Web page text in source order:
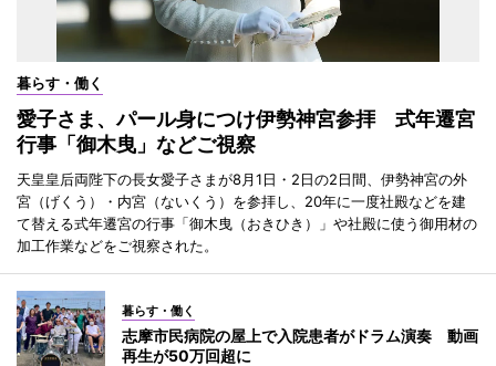
暮らす・働く
愛子さま、パール身につけ伊勢神宮参拝 式年遷宮
行事「御木曳」などご視察
天皇皇后両陛下の長女愛子さまが8月1日・2日の2日間、伊勢神宮の外
宮（げくう）・内宮（ないくう）を参拝し、20年に一度社殿などを建
て替える式年遷宮の行事「御木曳（おきひき）」や社殿に使う御用材の
加工作業などをご視察された。
暮らす・働く
志摩市民病院の屋上で入院患者がドラム演奏 動画
再生が50万回超に